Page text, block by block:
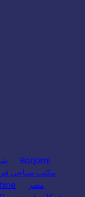
Borjomi
مكتب سياحي
مصر